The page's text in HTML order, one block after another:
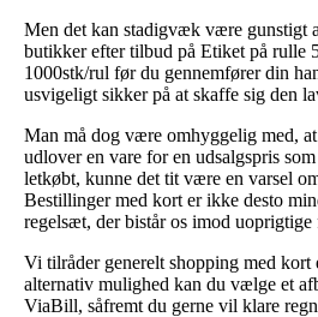
Men det kan stadigvæk være gunstigt
butikker efter tilbud på Etiket på rulle
1000stk/rul før du gennemfører din
usvigeligt sikker på at skaffe sig den
Man må dog være omhyggelig med,
udlover en vare for en udsalgspris
letkøbt, kunne det tit være en varsel
Bestillinger med kort er ikke desto
regelsæt, der bistår os imod uoprigtige
Vi tilråder generelt shopping med kort
alternativ mulighed kan du vælge et
ViaBill, såfremt du gerne vil klare